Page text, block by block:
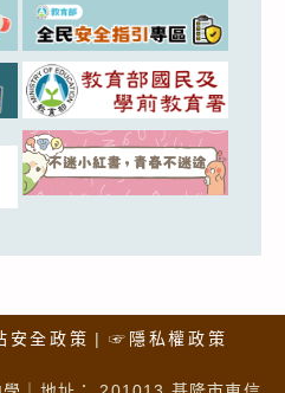
安全政策 ☞隱私權政策